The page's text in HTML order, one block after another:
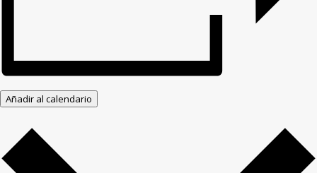
Añadir al calendario